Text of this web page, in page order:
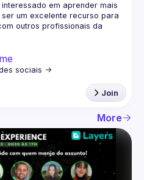
em aprender mais
um excelente recurso para
outros profissionais da
Join
More